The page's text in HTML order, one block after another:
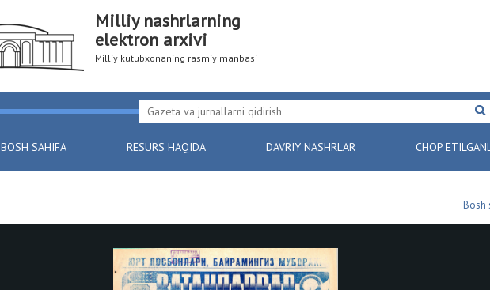
Milliy nashrlarning
elektron arxivi
Milliy kutubxonaning rasmiy manbasi
BOSH SAHIFA RESURS HAQIDA DAVRIY NASHRLAR CHOP
Bosh